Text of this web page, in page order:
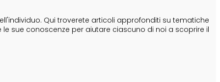
Qui troverete articoli approfonditi su tematiche
sue conoscenze per aiutare ciascuno di noi a scoprire il